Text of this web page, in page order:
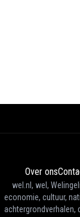
Over ons
wel.nl, wel,
economie, cultuur,
achtergrondverhalen,